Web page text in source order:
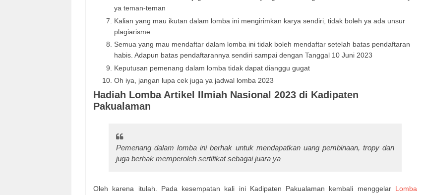
ya teman-teman
Kalian yang mau ikutan dalam lomba ini mengirimkan karya sendiri, tidak boleh ya ada unsur
plagiarisme
Semua yang mau mendaftar dalam lomba ini tidak boleh mendaftar setelah batas pendaftaran
habis. Adapun batas pendaftarannya sendiri sampai dengan Tanggal 10 Juni 2023
Keputusan pemenang dalam lomba tidak dapat dianggu gugat
Oh iya, jangan lupa cek juga ya jadwal lomba 2023
Hadiah Lomba Artikel Ilmiah Nasional 2023 di Kadipaten
Pakualaman
Pemenang dalam lomba ini berhak untuk mendapatkan uang pembinaan, tropy dan
juga berhak memperoleh sertifikat sebagai juara ya
Oleh karena itulah. Pada kesempatan kali ini Kadipaten Pakualaman kembali menggelar Lomba